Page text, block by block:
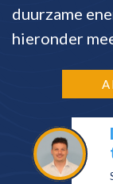
duurzame
hieronder